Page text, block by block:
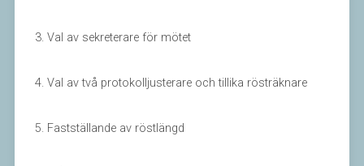
3. Val av sekreterare för mötet
4. Val av två protokolljusterare och tillika rösträknare
5. Fastställande av röstlängd